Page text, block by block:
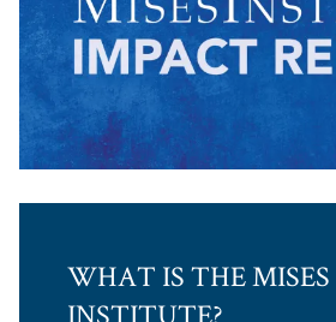
WHAT IS THE MISES